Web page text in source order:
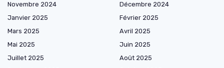
Novembre 2024
Décembre 2024
Janvier 2025
Février 2025
Mars 2025
Avril 2025
Mai 2025
Juin 2025
Juillet 2025
Août 2025